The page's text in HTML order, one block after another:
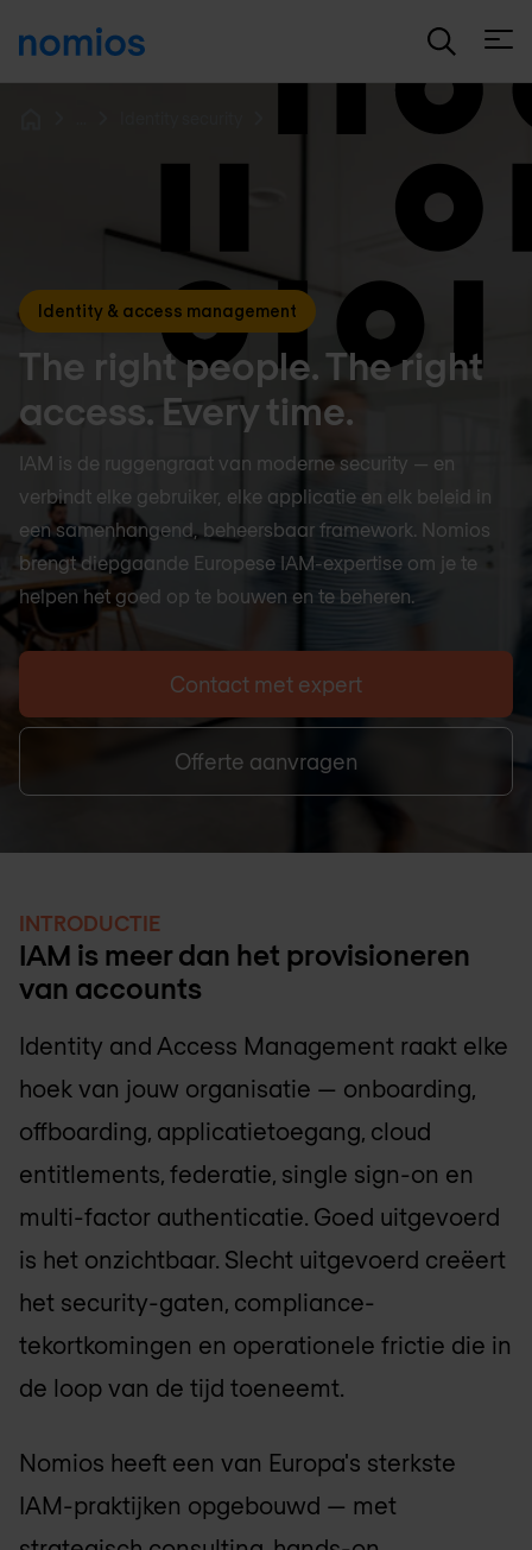
Identity & access management
The right people. The right
access. Every time.
IAM is de ruggengraat van moderne security — en
verbindt elke gebruiker, elke applicatie en elk beleid in
een samenhangend, beheersbaar framework. Nomios
brengt diepgaande Europese IAM-expertise om je te
helpen het goed op te bouwen en te beheren.
Contact met expert
Offerte aanvragen
INTRODUCTIE
IAM is meer dan het provisioneren
van accounts
Identity and Access Management raakt elke
hoek van jouw organisatie — onboarding,
offboarding, applicatietoegang, cloud
entitlements, federatie, single sign-on en
multi-factor authenticatie. Goed uitgevoerd
is het onzichtbaar. Slecht uitgevoerd creëert
het security-gaten, compliance-
tekortkomingen en operationele frictie die in
de loop van de tijd toeneemt.
Nomios heeft een van Europa's sterkste
IAM-praktijken opgebouwd — met